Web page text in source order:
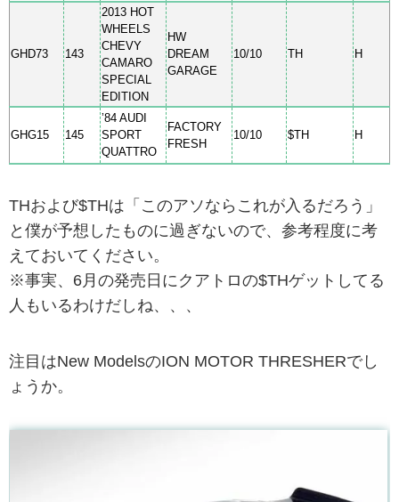
GHD73 143
2013 HOT
WHEELS
CHEVY
CAMARO
SPECIAL
EDITION
HW
DREAM
GARAGE
10/10 TH H
GHG15 145
’84 AUDI
SPORT
QUATTRO
FACTORY
FRESH
10/10 $TH H
THおよび$THは「このアソならこれが入るだろう」
と僕が予想したものに過ぎないので、参考程度に考
えておいてください。
※事実、6月の発売日にクアトロの$THゲットしてる
人もいるわけだしね、、、
注目はNew ModelsのION MOTOR THRESHERでし
ょうか。